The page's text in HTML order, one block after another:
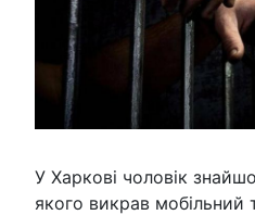
У Харкові чоловік
якого викрав мобільний